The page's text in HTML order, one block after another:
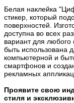
Белая наклейка
стикер, который
поверхностей.
доступна во всех
вариант для любого
быть использована
компьютерной и
смартфонов и
рекламных
Проявите свою
стиля и